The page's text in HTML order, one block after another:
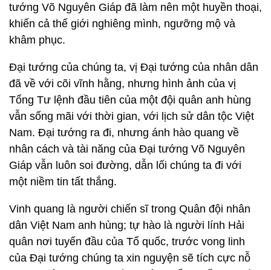
tướng Võ Nguyên Giáp đã làm nên một huyền thoại,
khiến cả thế giới nghiêng mình, ngưỡng mộ và
khâm phục.
Đại tướng của chúng ta, vị Đại tướng của nhân dân
đã về với cõi vĩnh hằng, nhưng hình ảnh của vị
Tổng Tư lệnh đầu tiên của một đội quân anh hùng
vẫn sống mãi với thời gian, với lịch sử dân tộc Việt
Nam. Đại tướng ra đi, nhưng ánh hào quang về
nhân cách và tài năng của Đại tướng Võ Nguyên
Giáp vẫn luôn soi đường, dẫn lối chúng ta đi với
một niềm tin tất thắng.
Vinh quang là người chiến sĩ trong Quân đội nhân
dân Việt Nam anh hùng; tự hào là người lính Hải
quân nơi tuyến đầu của Tổ quốc, trước vong linh
của Đại tướng chúng ta xin nguyện sẽ tích cực nỗ